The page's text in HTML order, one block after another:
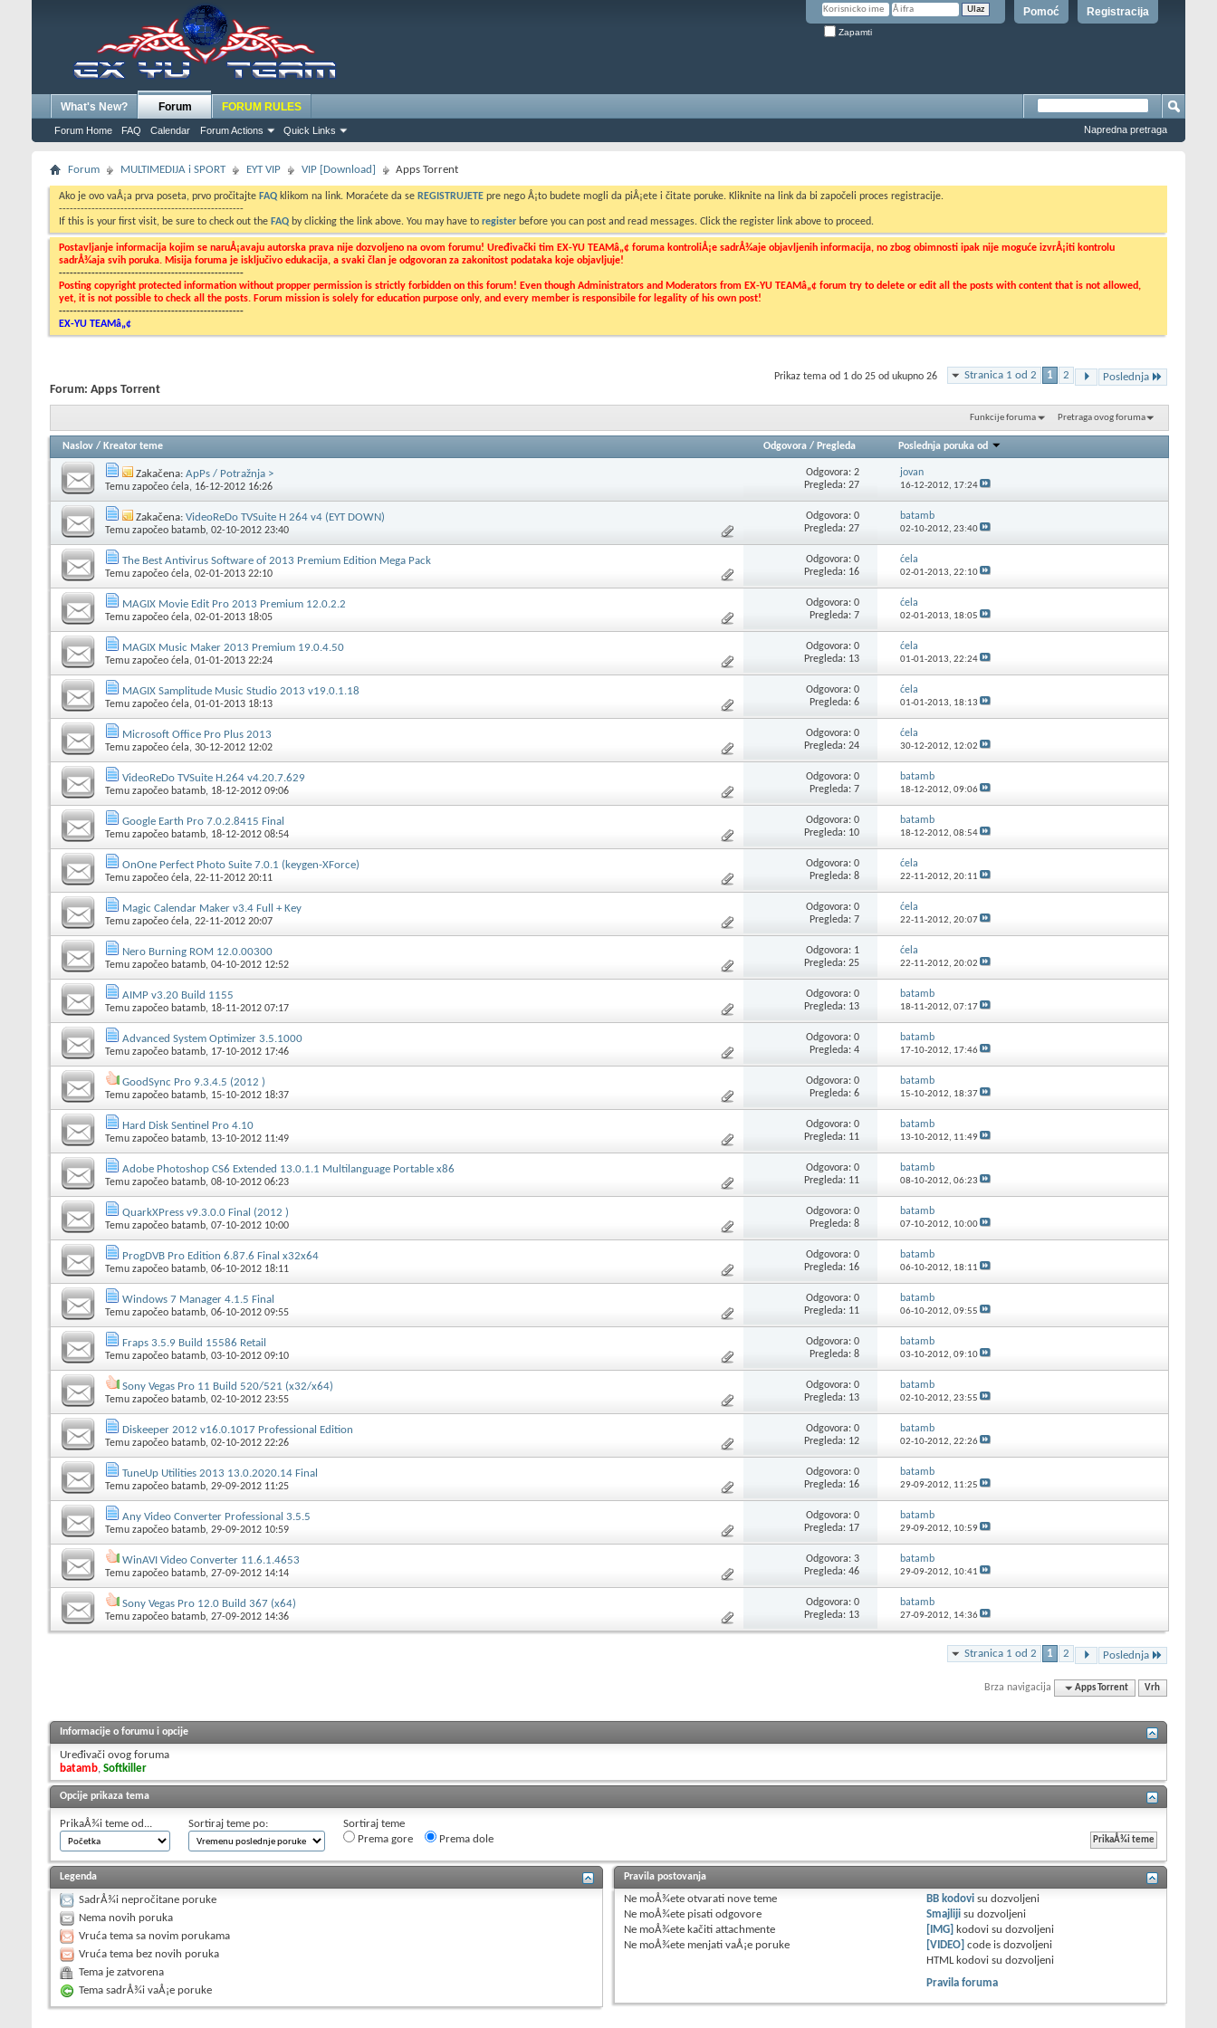
Registracija
Pomoć
Zapamti
What's New? Forum
Forum Home FAQ Calendar Forum Actions Quick Links
FORUM RULES
Napredna pretraga
Forum MULTIMEDIJA i SPORT EYT VIP VIP [Download] Apps Torrent
Ako je ovo vaÅ¡a prva poseta, prvo pročitajte FAQ klikom na link. Moraćete da se REGISTRUJETE pre nego Å¡to budete mogli da piÅ¡ete i čitate poruke. Kliknite na link da bi započeli proces registracije.
---------------------------------------------------
If this is your first visit, be sure to check out the FAQ by clicking the link above. You may have to register before you can post and read messages. Click the register link above to proceed.
Postavljanje informacija kojim se naruÅ¡avaju autorska prava nije dozvoljeno na ovom forumu! Uređivački tim EX-YU TEAMâ„¢ foruma kontroliÅ¡e sadrÅ¾aje objavljenih informacija, no zbog obimnosti ipak nije moguće izvrÅ¡iti kontrolu
sadrÅ¾aja svih poruka. Misija foruma je isključivo edukacija, a svaki član je odgovoran za zakonitost podataka koje objavljuje!
---------------------------------------------------
Posting copyright protected information without propper permission is strictly forbidden on this forum! Even though Administrators and Moderators from EX-YU TEAMâ„¢ forum try to delete or edit all the posts with content that is not allowed,
yet, it is not possible to check all the posts. Forum mission is solely for education purpose only, and every member is responsibile for legality of his own post!
---------------------------------------------------
EX-YU TEAMâ„¢
Stranica 1 od 2 1 2 Poslednja
Prikaz tema od 1 do 25 od ukupno 26
Forum: Apps Torrent
Funkcije foruma Pretraga ovog foruma
Naslov / Kreator teme Odgovora / Pregleda Poslednja poruka od
Zakačena: ApPs / Potražnja >
Temu započeo ćela, 16-12-2012 16:26
Odgovora: 2
Pregleda: 27
jovan
16-12-2012, 17:24
Zakačena: VideoReDo TVSuite H 264 v4 (EYT DOWN)
Temu započeo batamb, 02-10-2012 23:40
Odgovora: 0
Pregleda: 27
batamb
02-10-2012, 23:40
The Best Antivirus Software of 2013 Premium Edition Mega Pack
Temu započeo ćela, 02-01-2013 22:10
Odgovora: 0
Pregleda: 16
ćela
02-01-2013, 22:10
MAGIX Movie Edit Pro 2013 Premium 12.0.2.2
Temu započeo ćela, 02-01-2013 18:05
Odgovora: 0
Pregleda: 7
ćela
02-01-2013, 18:05
MAGIX Music Maker 2013 Premium 19.0.4.50
Temu započeo ćela, 01-01-2013 22:24
Odgovora: 0
Pregleda: 13
ćela
01-01-2013, 22:24
MAGIX Samplitude Music Studio 2013 v19.0.1.18
Temu započeo ćela, 01-01-2013 18:13
Odgovora: 0
Pregleda: 6
ćela
01-01-2013, 18:13
Microsoft Office Pro Plus 2013
Temu započeo ćela, 30-12-2012 12:02
Odgovora: 0
Pregleda: 24
ćela
30-12-2012, 12:02
VideoReDo TVSuite H.264 v4.20.7.629
Temu započeo batamb, 18-12-2012 09:06
Odgovora: 0
Pregleda: 7
batamb
18-12-2012, 09:06
Google Earth Pro 7.0.2.8415 Final
Temu započeo batamb, 18-12-2012 08:54
Odgovora: 0
Pregleda: 10
batamb
18-12-2012, 08:54
OnOne Perfect Photo Suite 7.0.1 (keygen-XForce)
Temu započeo ćela, 22-11-2012 20:11
Odgovora: 0
Pregleda: 8
ćela
22-11-2012, 20:11
Magic Calendar Maker v3.4 Full + Key
Temu započeo ćela, 22-11-2012 20:07
Odgovora: 0
Pregleda: 7
ćela
22-11-2012, 20:07
Nero Burning ROM 12.0.00300
Temu započeo batamb, 04-10-2012 12:52
Odgovora: 1
Pregleda: 25
ćela
22-11-2012, 20:02
AIMP v3.20 Build 1155
Temu započeo batamb, 18-11-2012 07:17
Odgovora: 0
Pregleda: 13
batamb
18-11-2012, 07:17
Advanced System Optimizer 3.5.1000
Temu započeo batamb, 17-10-2012 17:46
Odgovora: 0
Pregleda: 4
batamb
17-10-2012, 17:46
GoodSync Pro 9.3.4.5 (2012 )
Temu započeo batamb, 15-10-2012 18:37
Odgovora: 0
Pregleda: 6
batamb
15-10-2012, 18:37
Hard Disk Sentinel Pro 4.10
Temu započeo batamb, 13-10-2012 11:49
Odgovora: 0
Pregleda: 11
batamb
13-10-2012, 11:49
Adobe Photoshop CS6 Extended 13.0.1.1 Multilanguage Portable x86
Temu započeo batamb, 08-10-2012 06:23
Odgovora: 0
Pregleda: 11
batamb
08-10-2012, 06:23
QuarkXPress v9.3.0.0 Final (2012 )
Temu započeo batamb, 07-10-2012 10:00
Odgovora: 0
Pregleda: 8
batamb
07-10-2012, 10:00
ProgDVB Pro Edition 6.87.6 Final x32x64
Temu započeo batamb, 06-10-2012 18:11
Odgovora: 0
Pregleda: 16
batamb
06-10-2012, 18:11
Windows 7 Manager 4.1.5 Final
Temu započeo batamb, 06-10-2012 09:55
Odgovora: 0
Pregleda: 11
batamb
06-10-2012, 09:55
Fraps 3.5.9 Build 15586 Retail
Temu započeo batamb, 03-10-2012 09:10
Odgovora: 0
Pregleda: 8
batamb
03-10-2012, 09:10
Sony Vegas Pro 11 Build 520/521 (x32/x64)
Temu započeo batamb, 02-10-2012 23:55
Odgovora: 0
Pregleda: 13
batamb
02-10-2012, 23:55
Diskeeper 2012 v16.0.1017 Professional Edition
Temu započeo batamb, 02-10-2012 22:26
Odgovora: 0
Pregleda: 12
batamb
02-10-2012, 22:26
TuneUp Utilities 2013 13.0.2020.14 Final
Temu započeo batamb, 29-09-2012 11:25
Odgovora: 0
Pregleda: 16
batamb
29-09-2012, 11:25
Any Video Converter Professional 3.5.5
Temu započeo batamb, 29-09-2012 10:59
Odgovora: 0
Pregleda: 17
batamb
29-09-2012, 10:59
WinAVI Video Converter 11.6.1.4653
Temu započeo batamb, 27-09-2012 14:14
Odgovora: 3
Pregleda: 46
batamb
29-09-2012, 10:41
Sony Vegas Pro 12.0 Build 367 (x64)
Temu započeo batamb, 27-09-2012 14:36
Odgovora: 0
Pregleda: 13
batamb
27-09-2012, 14:36
Stranica 1 od 2 1 2 Poslednja
Brza navigacija Apps Torrent Vrh
Informacije o forumu i opcije
Uređivači ovog foruma
batamb, Softkiller
Opcije prikaza tema
PrikaÅ¾i teme od... Sortiraj teme po:
Sortiraj teme
Prema gore
Prema dole
Legenda
SadrÅ¾i nepročitane poruke
Nema novih poruka
Vruća tema sa novim porukama
Vruća tema bez novih poruka
Tema je zatvorena
Tema sadrÅ¾i vaÅ¡e poruke
Pravila postovanja
Ne moÅ¾ete otvarati nove teme
Ne moÅ¾ete pisati odgovore
Ne moÅ¾ete kačiti attachmente
Ne moÅ¾ete menjati vaÅ¡e poruke
BB kodovi sudozvoljeni
Smajliji sudozvoljeni
[IMG] kodovi sudozvoljeni
[VIDEO] code isdozvoljeni
HTML kodovi sudozvoljeni
Pravila foruma